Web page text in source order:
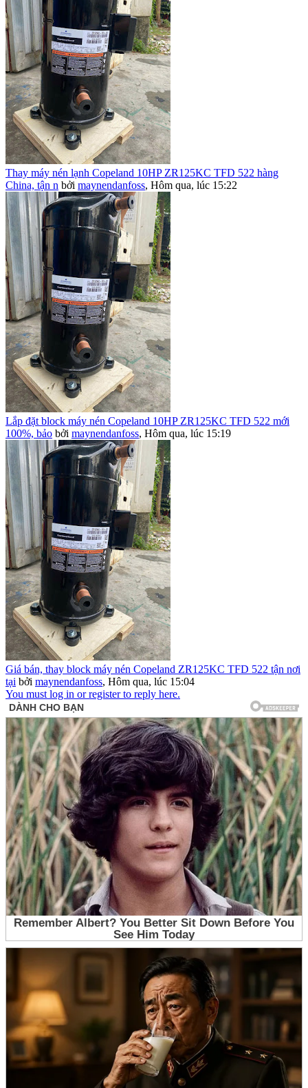
Thay máy nén lạnh Copeland 10HP ZR125KC TFD 522 hàng
China, tận n bởi maynendanfoss, Hôm qua, lúc 15:22
Lắp đặt block máy nén Copeland 10HP ZR125KC TFD 522 mới
100%, bảo bởi maynendanfoss, Hôm qua, lúc 15:19
Giá bán, thay block máy nén Copeland ZR125KC TFD 522 tận nơi
tại bởi maynendanfoss, Hôm qua, lúc 15:04
You must log in or register to reply here.